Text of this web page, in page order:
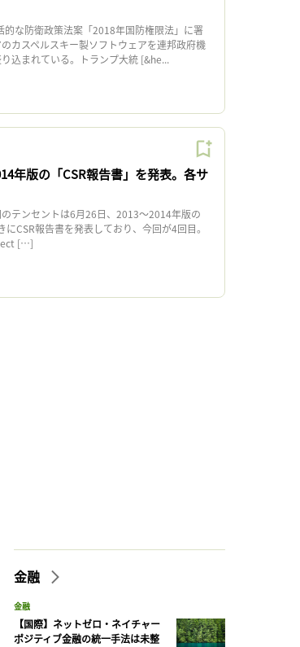
な防衛政策法案「2018年国防権限法」に署
カスペルスキー製ソフトウェアを連邦政府機
込まれている。トランプ大統 [&he...
年版の「CSR報告書」を発表。各サ
テンセントは6月26日、2013〜2014年版の
CSR報告書を発表しており、今回が4回目。
[…]
金融
金融
【国際】ネットゼロ・ネイチャー
ポジティブ金融の統一手法は未整